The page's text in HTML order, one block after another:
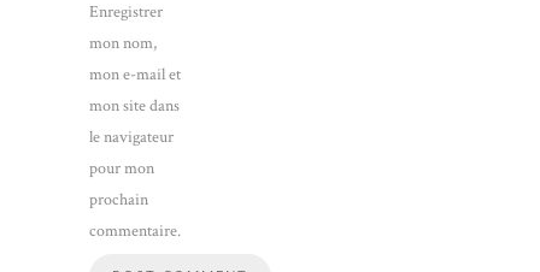
Enregistrer
mon nom,
mon e-mail et
mon site dans
le navigateur
pour mon
prochain
commentaire.